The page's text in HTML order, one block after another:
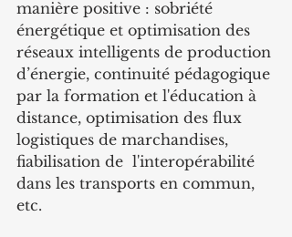
manière positive : sobriété
énergétique et optimisation des
réseaux intelligents de production
d’énergie, continuité pédagogique
par la formation et l'éducation à
distance, optimisation des flux
logistiques de marchandises,
fiabilisation de  l'interopérabilité
dans les transports en commun,
etc.